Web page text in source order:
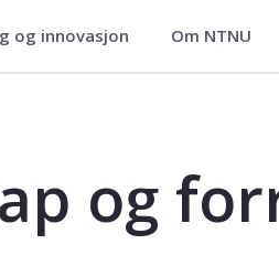
og innovasjon Om NTNU
- AI201312
og